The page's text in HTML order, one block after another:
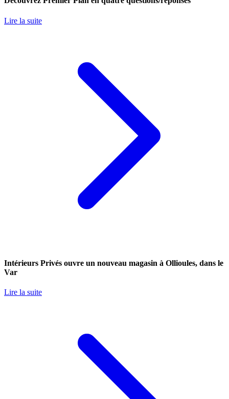
Lire la suite
Intérieurs Privés ouvre un nouveau magasin à Ollioules, dans le
Var
Lire la suite